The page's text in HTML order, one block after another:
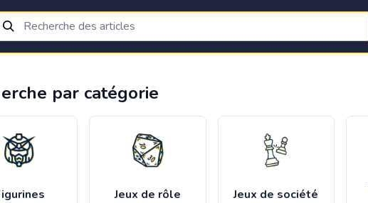
par catégorie
Jeux de rôle Jeux de société